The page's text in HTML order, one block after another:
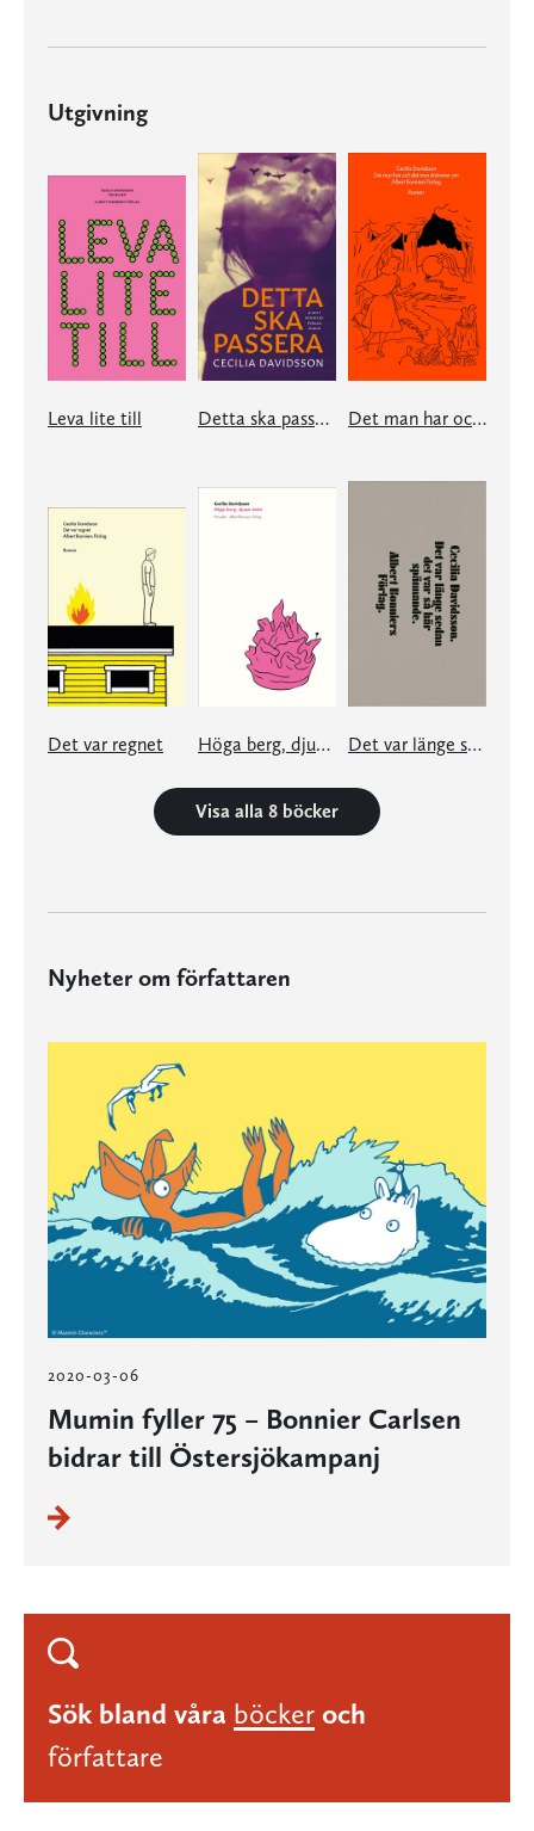
Utgivning
Leva lite till Detta ska passera Det man har och det man drömmer om
Det var regnet Höga berg, djupa dalar Det var länge sedan det var så här spännande
Visa alla 8 böcker
Nyheter om författaren
2020-03-06
Mumin fyller 75 – Bonnier Carlsen
bidrar till Östersjökampanj
Sök bland våra böcker och
författare